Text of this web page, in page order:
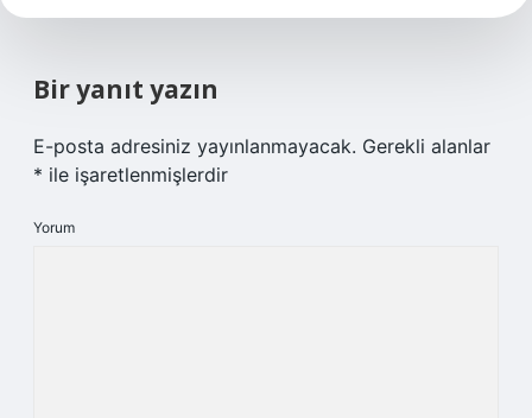
Bir yanıt yazın
E-posta adresiniz yayınlanmayacak. Gerekli alanlar
* ile işaretlenmişlerdir
Yorum